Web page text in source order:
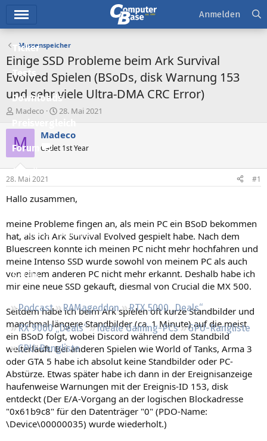
Ticker
Tests
Downloads
Preisvergleich
Forum
Aktuelles
Neueste Aktivitäten
Leserartikel
Regeln
Podcast RAMageddon
RTX 5000 „Deals“
RX 9000 „Deals“
Ideale Gaming-PCs
GPU-Rangliste
CPU-Rangliste
Anmelden
Massenspeicher
Einige SSD Probleme beim Ark Survival
Evolved Spielen (BSoDs, disk Warnung 153
und sehr viele Ultra-DMA CRC Error)
E
r
s
t
e
e
r
Madeco
E
r
s
e
t
a
28. Mai 2021
M Madeco
Cadet 1st Year
28. Mai 2021 #1
Hallo zusammen,
meine Probleme fingen an, als mein PC ein BSoD bekommen
hat, als ich Ark Survival Evolved gespielt habe. Nach dem
Bluescreen konnte ich meinen PC nicht mehr hochfahren und
meine Intenso SSD wurde sowohl von meinem PC als auch
von einem anderen PC nicht mehr erkannt. Deshalb habe ich
mir eine neue SSD gekauft, diesmal von Crucial die MX 500.
Seitdem habe ich beim Ark spielen oft kurze Standbilder und
manchmal längere Standbilder (ca. 1 Minute) auf die meist
ein BSoD folgt, wobei Discord während dem Standbild
weiterläuft. Bei anderen Spielen wie World of Tanks, Arma 3
oder GTA 5 habe ich absolut keine Standbilder oder PC-
Abstürze. Etwas später habe ich dann in der Ereignisanzeige
haufenweise Warnungen mit der Ereignis-ID 153, disk
entdeckt (Der E/A-Vorgang an der logischen Blockadresse
"0x61b9c8" für den Datenträger "0" (PDO-Name:
\Device\00000035) wurde wiederholt.)